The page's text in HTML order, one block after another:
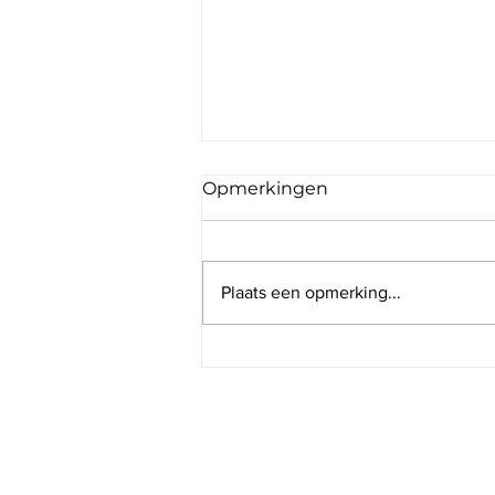
Opmerkingen
Plaats een opmerking...